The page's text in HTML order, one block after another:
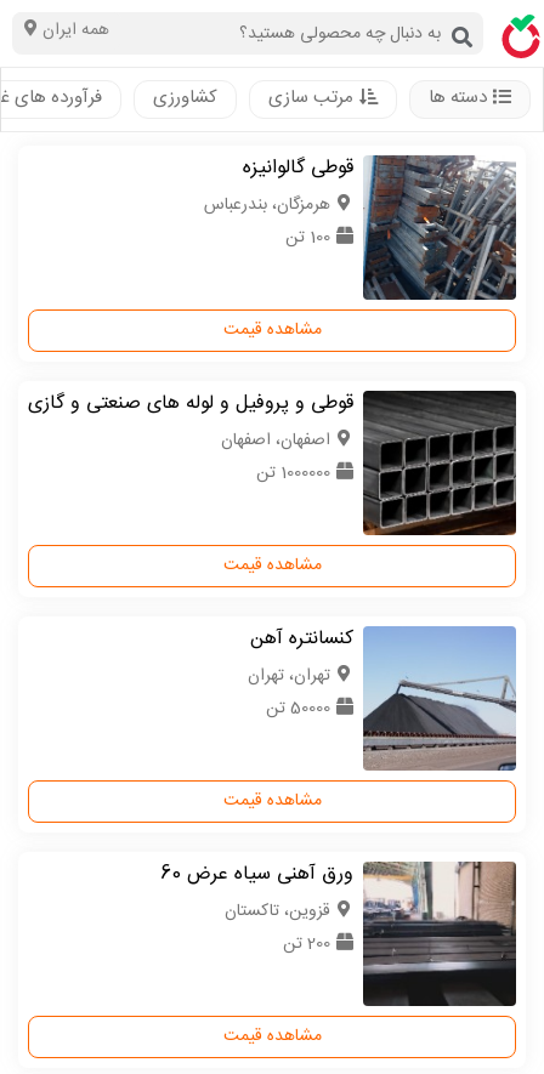
همه ایران
دسته ها مرتب سازی کشاورزی فرآورده های
قوطی گالوانیزه
هرمزگان، بندرعباس
100 تن
مشاهده قیمت
قوطی و پروفیل و لوله های صنعتی و گازی
اصفهان، اصفهان
1000000 تن
مشاهده قیمت
کنسانتره آهن
تهران، تهران
50000 تن
مشاهده قیمت
ورق آهنی سیاه عرض 60
قزوین، تاکستان
200 تن
مشاهده قیمت